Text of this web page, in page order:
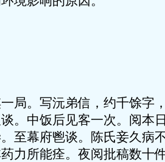
局。写沅弟信，约千馀字
。中饭后见客一次。阅本
至幕府鬯谈。陈氏妾久病
力所能痊。夜阅批稿数十